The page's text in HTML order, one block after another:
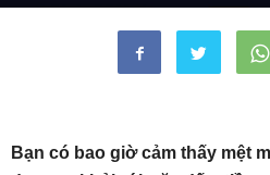
Bạn có bao giờ cảm thấy mệt